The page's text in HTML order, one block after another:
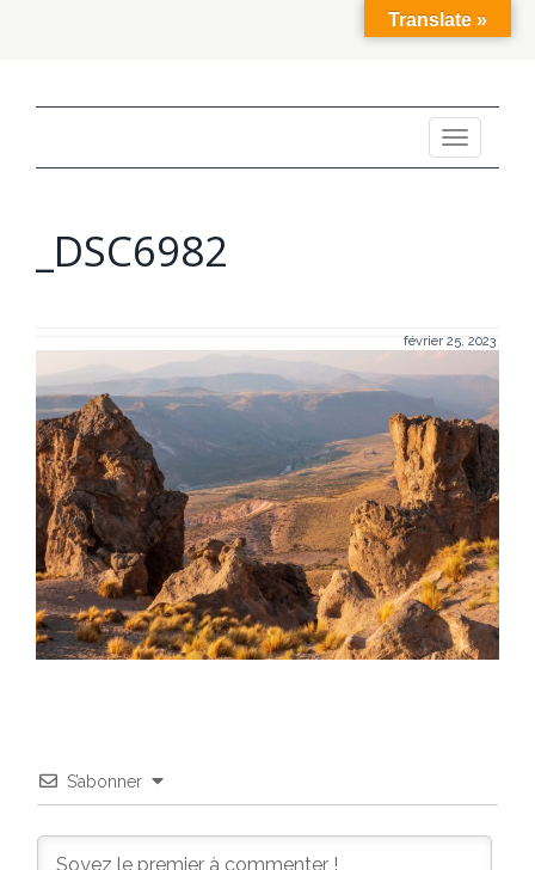
Toggle
navigation
_DSC6982
février 25, 2023
S’abonner
Translate »